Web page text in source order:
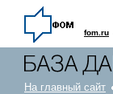
fom.ru
На главный сайт